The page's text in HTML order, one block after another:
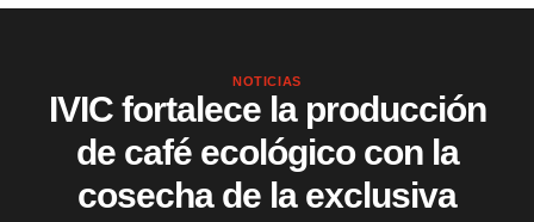
NOTICIAS
IVIC fortalece la producción
de café ecológico con la
cosecha de la exclusiva